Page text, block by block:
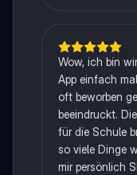
Wow, ich bin
App einfach
oft beworben
beeindruckt.
für die Schule
so viele Dinge
mir persönlich